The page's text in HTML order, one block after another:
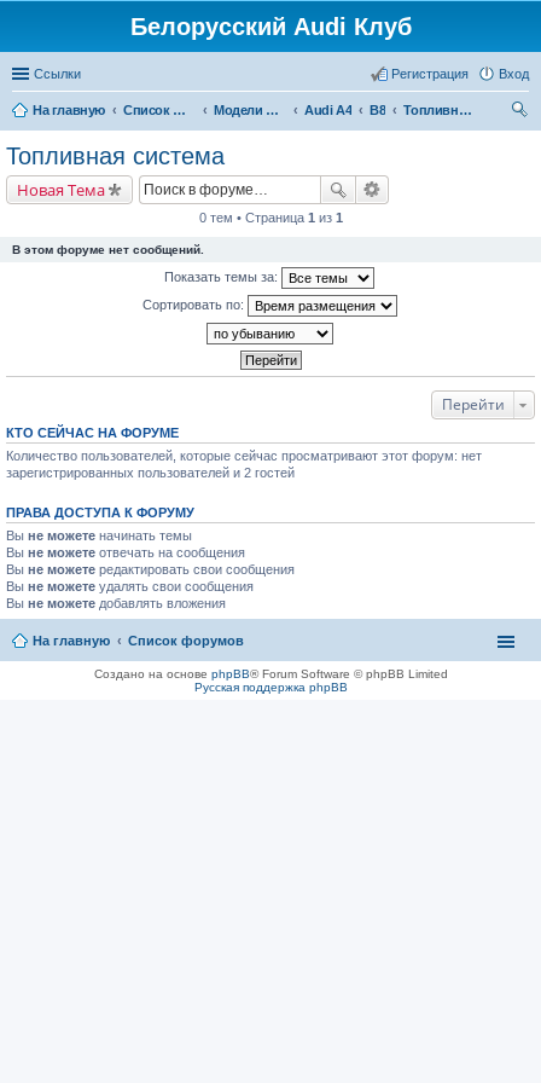
Белорусский Audi Клуб
Ссылки Вход
Регистрация
На главную Список форумов Модели Audi Audi A4 B8
Топливная система
Топливная система
Новая Тема
0 тем • Страница 1 из 1
В этом форуме нет сообщений.
Показать темы за:
Сортировать по:
Перейти
КТО СЕЙЧАС НА ФОРУМЕ
Количество пользователей, которые сейчас просматривают этот форум: нет
зарегистрированных пользователей и 2 гостей
ПРАВА ДОСТУПА К ФОРУМУ
Вы не можете начинать темы
Вы не можете отвечать на сообщения
Вы не можете редактировать свои сообщения
Вы не можете удалять свои сообщения
Вы не можете добавлять вложения
На главную Список форумов
Создано на основе phpBB® Forum Software © phpBB Limited
Русская поддержка phpBB